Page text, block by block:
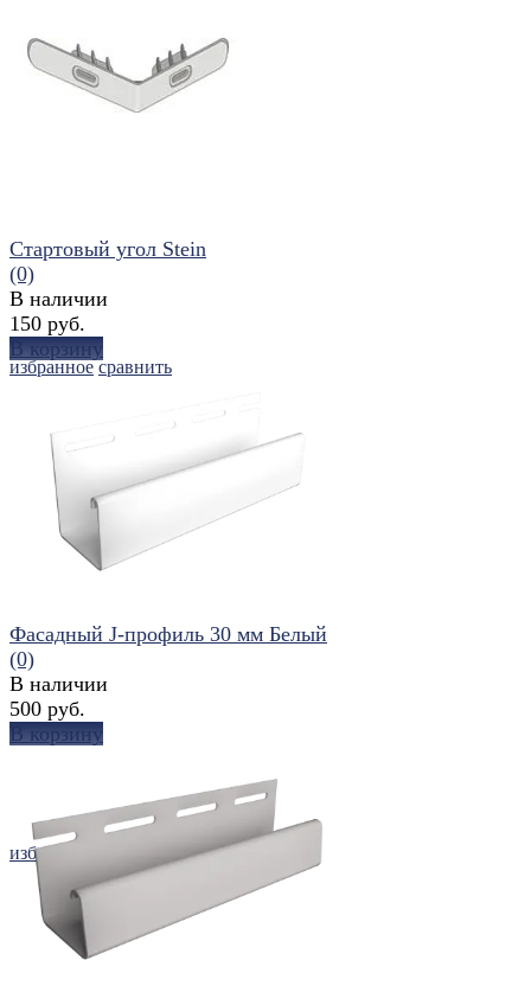
избранное сравнить
избранное сравнить
Стартовый угол Stein
(0)
В наличии
150 руб.
В корзину
избранное сравнить
Фасадный J-профиль 30 мм Белый
(0)
В наличии
500 руб.
В корзину